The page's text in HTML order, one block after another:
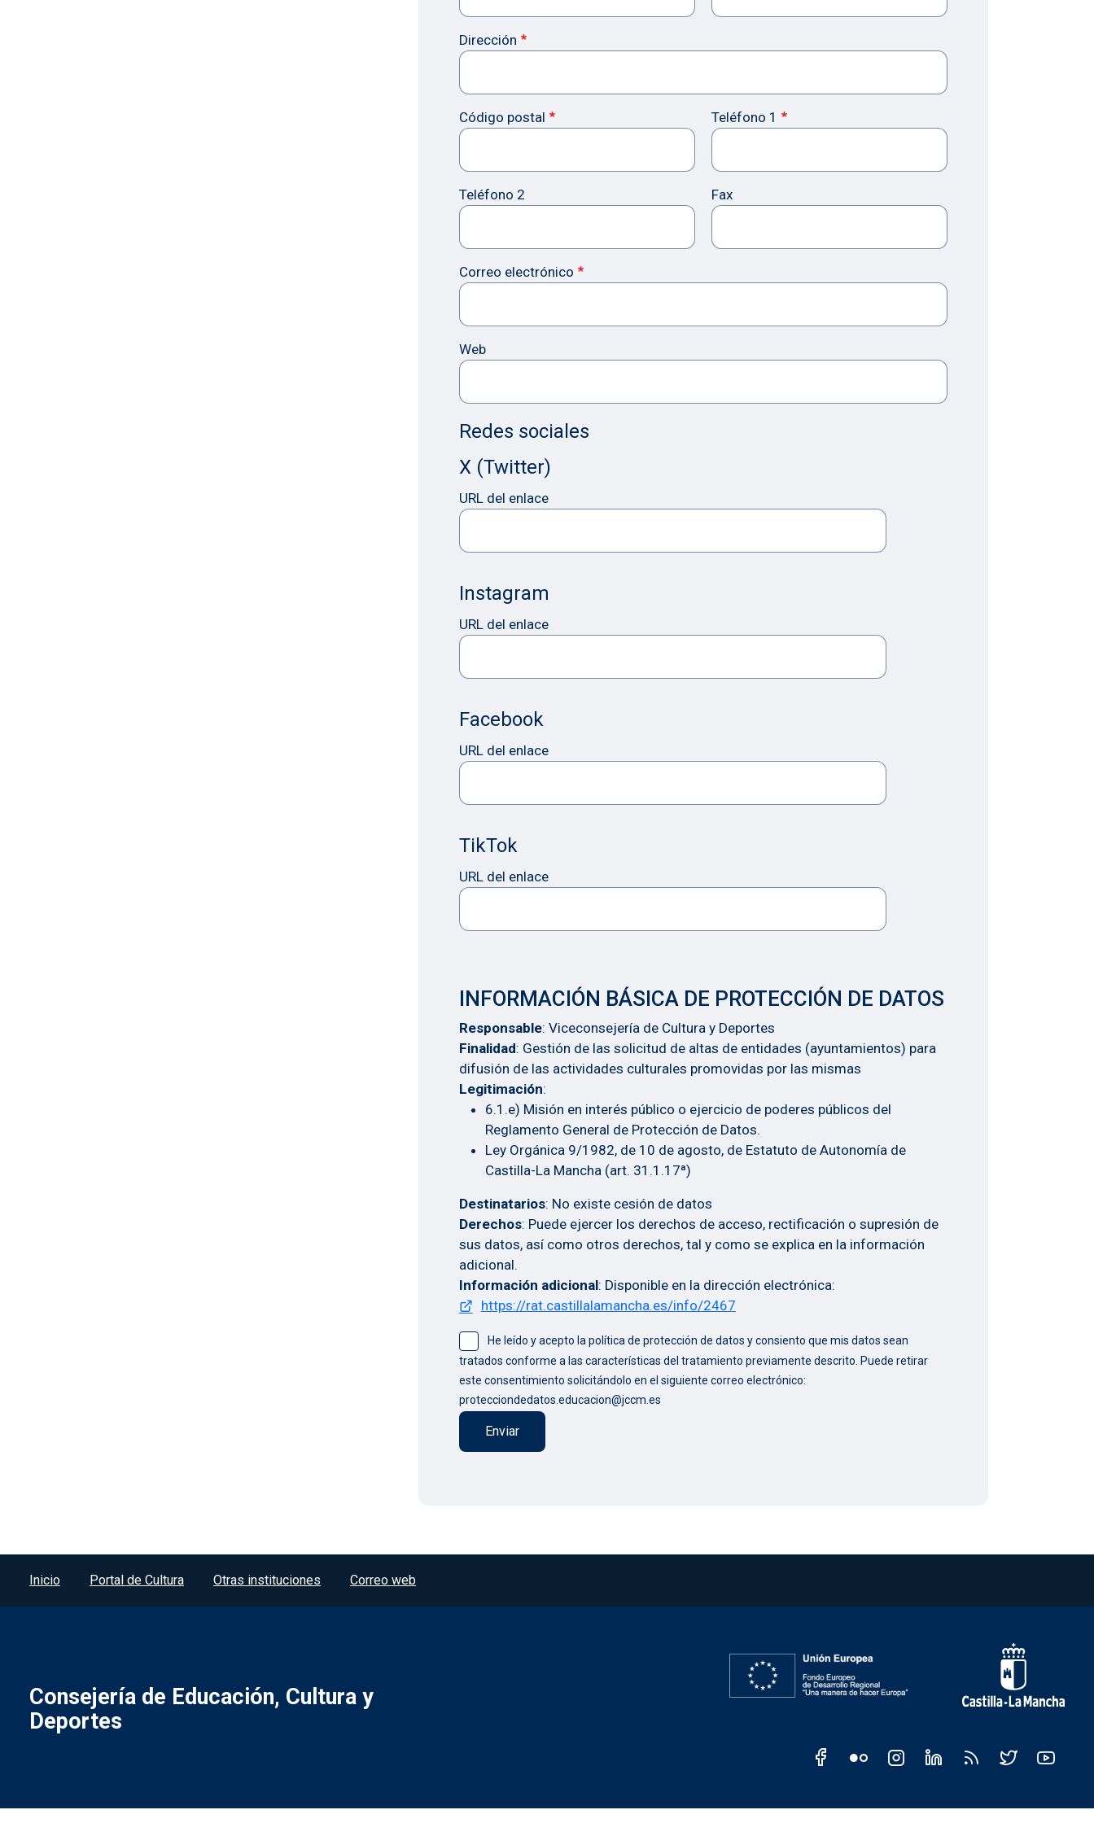
Dirección
Código postal Teléfono 1
Teléfono 2 Fax
Correo electrónico
Web
Redes sociales
X (Twitter)
URL del enlace
Instagram
URL del enlace
Facebook
URL del enlace
TikTok
URL del enlace
INFORMACIÓN BÁSICA DE PROTECCIÓN DE DATOS
Responsable: Viceconsejería de Cultura y Deportes
Finalidad: Gestión de las solicitud de altas de entidades (ayuntamientos) para
difusión de las actividades culturales promovidas por las mismas
Legitimación:
6.1.e) Misión en interés público o ejercicio de poderes públicos del
Reglamento General de Protección de Datos.
Ley Orgánica 9/1982, de 10 de agosto, de Estatuto de Autonomía de
Castilla-La Mancha (art. 31.1.17ª)
Destinatarios: No existe cesión de datos
Derechos: Puede ejercer los derechos de acceso, rectificación o supresión de
sus datos, así como otros derechos, tal y como se explica en la información
adicional.
Información adicional: Disponible en la dirección electrónica:
https://rat.castillalamancha.es/info/2467
He leído y acepto la política de protección de datos y consiento que mis datos sean
tratados conforme a las características del tratamiento previamente descrito. Puede retirar
este consentimiento solicitándolo en el siguiente correo electrónico:
protecciondedatos.educacion@jccm.es
Menú del pie
Inicio Portal de Cultura Otras instituciones Correo web
Consejería de Educación, Cultura y
Deportes